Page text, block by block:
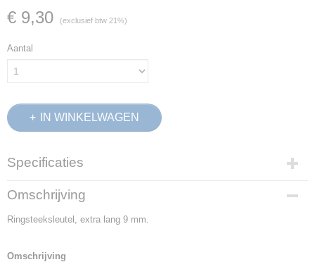
€ 9,30 (exclusief btw 21%)
Aantal
IN WINKELWAGEN
Specificaties
Productcode
6080170
EAN code
Productcode leverancier
Omschrijving
Ringsteeksleutel, extra lang 9 mm.
Omschrijving